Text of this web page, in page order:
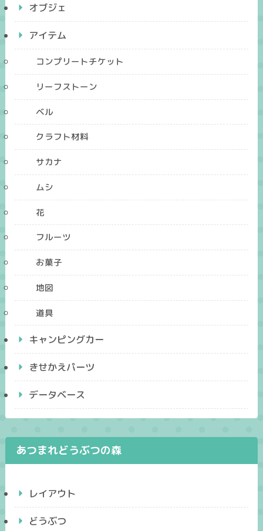
オブジェ
アイテム
コンプリートチケット
リーフストーン
ベル
クラフト材料
サカナ
ムシ
花
フルーツ
お菓子
地図
道具
キャンピングカー
きせかえパーツ
データベース
あつまれどうぶつの森
レイアウト
どうぶつ